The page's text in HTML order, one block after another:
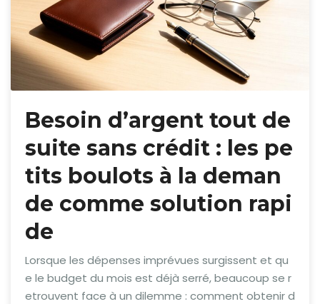
Besoin d’argent tout de
suite sans crédit : les pe
tits boulots à la deman
de comme solution rapi
de
Lorsque les dépenses imprévues surgissent et qu
e le budget du mois est déjà serré, beaucoup se r
etrouvent face à un dilemme : comment obtenir d